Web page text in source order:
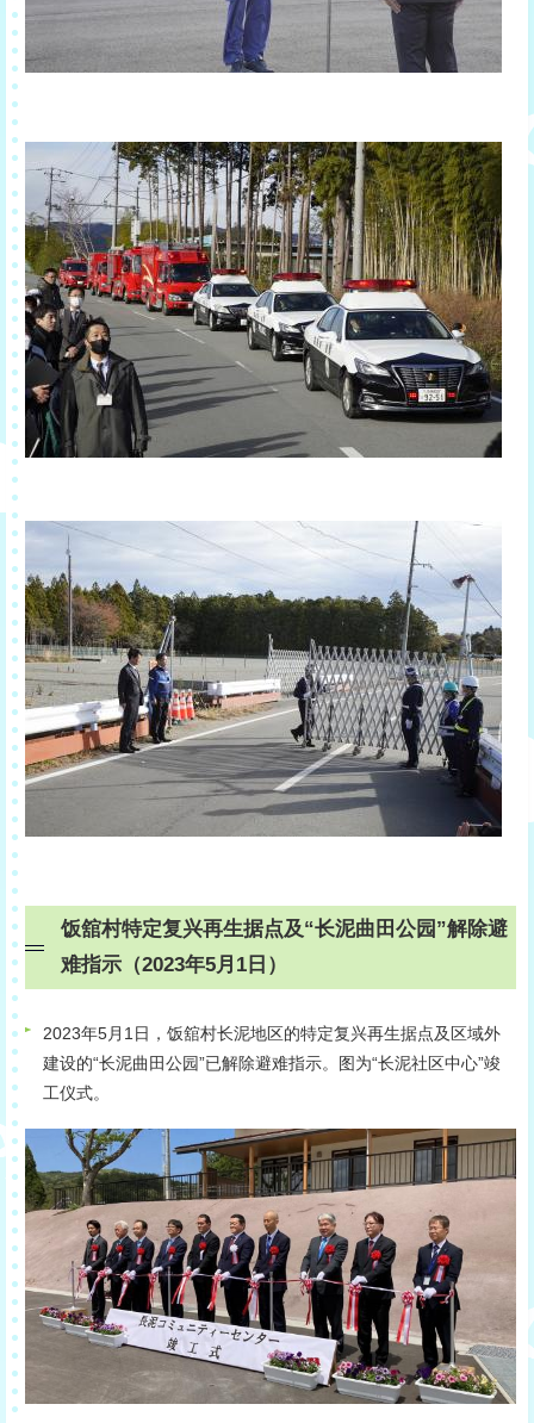
饭舘村特定复兴再生据点及“长泥曲田公园”解除避
难指示（2023年5月1日）
2023年5月1日，饭舘村长泥地区的特定复兴再生据点及区域外
建设的“长泥曲田公园”已解除避难指示。图为“长泥社区中心”竣
工仪式。